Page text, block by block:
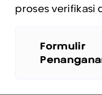
proses verifikasi